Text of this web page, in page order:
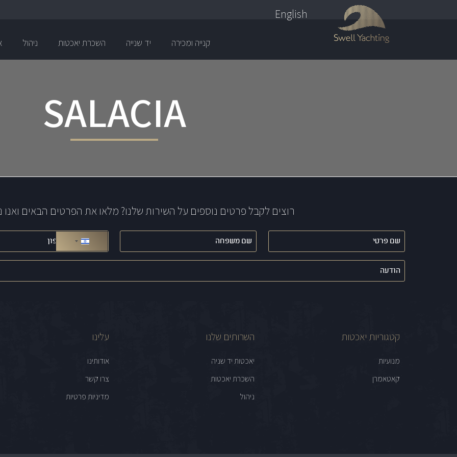
English
קנייה ומכירה יד שנייה השכרת יאכטות ניהול
SALACIA
רוצים לקבל פרטים נוספים על השירות שלנו? מלאו את הפרטים הבאים
שם
פרטי
(חובה)
שם
משפחה
(חובה)
טלפון
(חובה)ישראל +972
הודעה
קטגוריות יאכטות
מנועיות
קאטאמרן
השרותים שלנו
יאכטות יד שניה
השכרת יאכטות
ניהול
עלינו
אודותינו
צרו קשר
מדיניות פרטיות